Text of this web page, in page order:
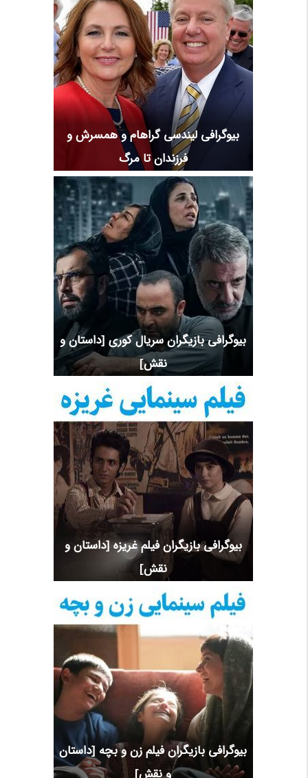
بیوگرافی لیندسی گراهام و همسرش و
فرزندان تا مرگ
بیوگرافی بازیگران سریال کوری [داستان و
نقش]
بیوگرافی بازیگران فیلم غریزه [داستان و
نقش]
بیوگرافی بازیگران فیلم زن و بچه [داستان